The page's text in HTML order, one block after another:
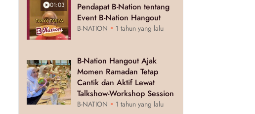
01:03
Pendapat B-Nation tentang
Event B-Nation Hangout
B-NATION 1 tahun yang lalu
B-Nation Hangout Ajak
Momen Ramadan Tetap
Cantik dan Aktif Lewat
Talkshow-Workshop Session
B-NATION 1 tahun yang lalu